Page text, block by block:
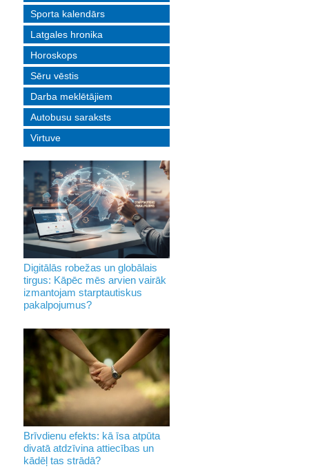
Sporta kalendārs
Latgales hronika
Horoskops
Sēru vēstis
Darba meklētājiem
Autobusu saraksts
Virtuve
Digitālās robežas un globālais
tirgus: Kāpēc mēs arvien vairāk
izmantojam starptautiskus
pakalpojumus?
Brīvdienu efekts: kā īsa atpūta
divatā atdzīvina attiecības un
kādēļ tas strādā?